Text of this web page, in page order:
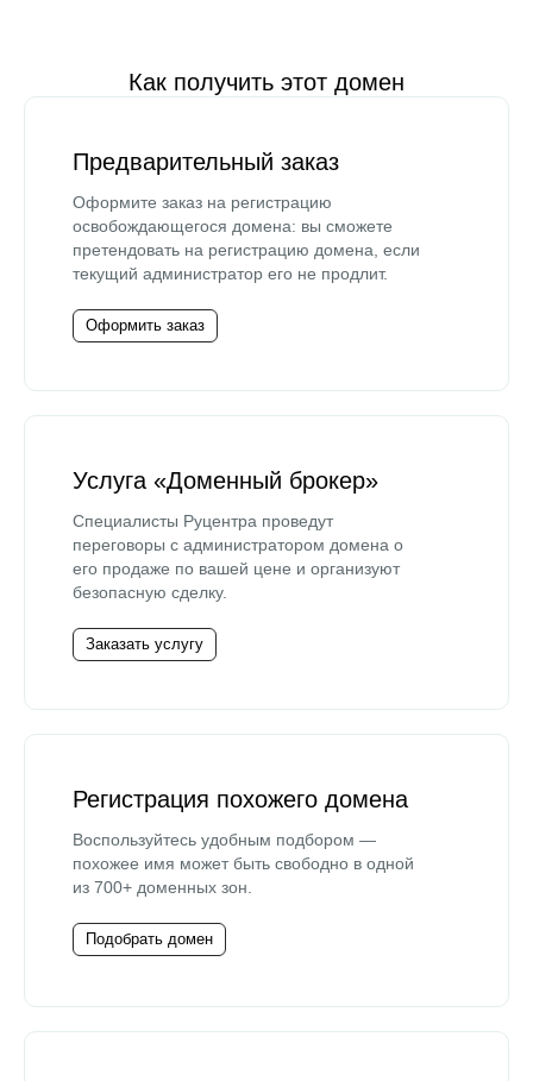
Как получить этот домен
Предварительный заказ
Оформите заказ на регистрацию
освобождающегося домена: вы сможете
претендовать на регистрацию домена, если
текущий администратор его не продлит.
Оформить заказ
Услуга «Доменный брокер»
Специалисты Руцентра проведут
переговоры с администратором домена о
его продаже по вашей цене и организуют
безопасную сделку.
Заказать услугу
Регистрация похожего домена
Воспользуйтесь удобным подбором —
похожее имя может быть свободно в одной
из 700+ доменных зон.
Подобрать домен